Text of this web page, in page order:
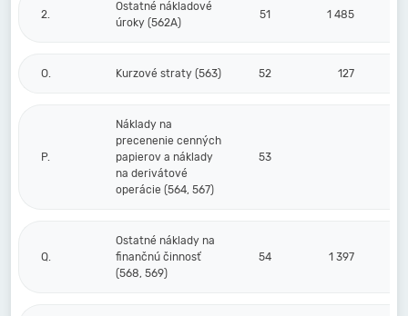
2.
Ostatné nákladové
úroky (562A)
51 1 485
O. Kurzové straty (563) 52 127
P.
Náklady na
precenenie cenných
papierov a náklady
na derivátové
operácie (564, 567)
53
Q.
Ostatné náklady na
finančnú činnosť
(568, 569)
54 1 397